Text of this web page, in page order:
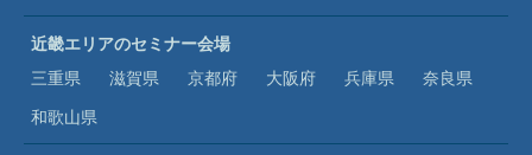
近畿エリアのセミナー会場
三重県
滋賀県 京都府 大阪府 兵庫県
奈良県
和歌山県